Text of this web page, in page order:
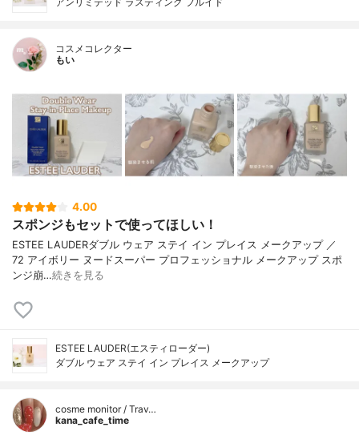
コスメコレクター
もい
4.00
スポンジもセットで使ってほしい！
ESTEE LAUDERダブル ウェア ステイ イン プレイス メークアップ ／
72 アイボリー ヌードスーパー プロフェッショナル メークアップ スポ
ンジ崩…続きを見る
ESTEE LAUDER(エスティローダー)
ダブル ウェア ステイ イン プレイス メークアップ
cosme monitor / Trav…
kana_cafe_time